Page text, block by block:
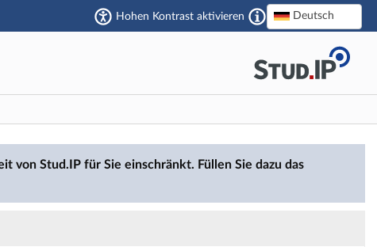
Hohen Kontrast aktivieren Deutsch
von Stud.IP für Sie einschränkt. Füllen Sie dazu das